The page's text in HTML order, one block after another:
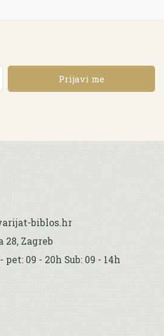
Prijavi me
biblos.hr
Zagreb
09 - 20h Sub: 09 - 14h